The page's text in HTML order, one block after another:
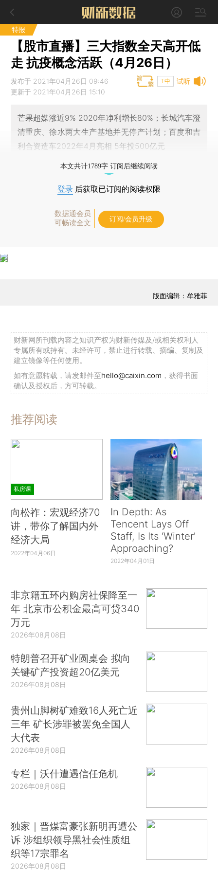
特报
【股市直播】三大指数全天高开低
走 抗疫概念活跃（4月26日）
试听
发布于 2021年04月26日 09:46
更新于 2021年04月26日 15:10
T中
芒果超媒涨近9% 2020年净利增长80%；长城汽车澄
清重庆、徐水两大生产基地并无停产计划；百度和吉
利合资造车2022年4月亮相 5年投500亿元
本文共计1789字 订阅后继续阅读
登录 后获取已订阅的阅读权限
数据通会员
可畅读全文
订阅/会员升级
版面编辑：牟雅菲
财新网所刊载内容之知识产权为财新传媒及/或相关权利人
专属所有或持有。未经许可，禁止进行转载、摘编、复制及
建立镜像等任何使用。
如有意愿转载，请发邮件至hello@caixin.com ，获得书面
确认及授权后，方可转载。
推荐阅读
私房课
向松祚：宏观经济70
讲，带你了解国内外
经济大局
2022年04月06日
In Depth: As
Tencent Lays Off
Staff, Is Its ‘Winter’
Approaching?
2022年04月01日
非京籍五环内购房社保降至一
年 北京市公积金最高可贷340
万元
2026年08月08日
特朗普召开矿业圆桌会 拟向
关键矿产投资超20亿美元
2026年08月08日
贵州山脚树矿难致16人死亡近
三年 矿长涉罪被罢免全国人
大代表
2026年08月08日
专栏｜沃什遭遇信任危机
2026年08月08日
独家｜晋煤富豪张新明再遭公
诉 涉组织领导黑社会性质组
织等17宗罪名
2026年08月08日